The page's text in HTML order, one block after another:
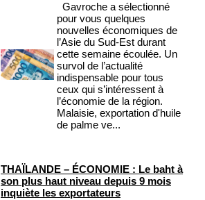
Gavroche a sélectionné
pour vous quelques
nouvelles économiques de
l’Asie du Sud-Est durant
cette semaine écoulée. Un
survol de l’actualité
indispensable pour tous
ceux qui s’intéressent à
l’économie de la région.
Malaisie, exportation d'huile
de palme ve...
THAÏLANDE – ÉCONOMIE : Le baht à
son plus haut niveau depuis 9 mois
inquiète les exportateurs